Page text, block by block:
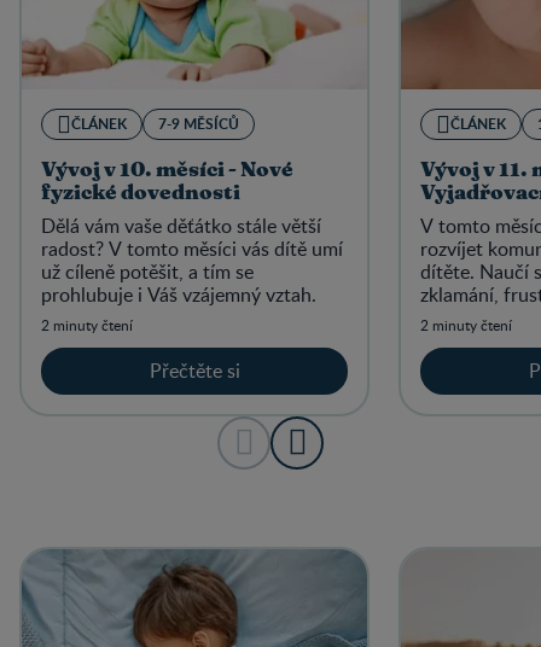
ČLÁNEK 7-9 MĚSÍCŮ
Vývoj v 10. měsíci - Nové
fyzické dovednosti
Dělá vám vaše děťátko stále větší
radost? V tomto měsíci vás dítě umí
už cíleně potěšit, a tím se
prohlubuje i Váš vzájemný vztah.
2 minuty čtení
Přečtěte si
ČLÁNEK
Vývoj v 11.
V tomto
rozvíjet
dítěte. Naučí
zklamání,
slovy a gesty
2 minuty čtení